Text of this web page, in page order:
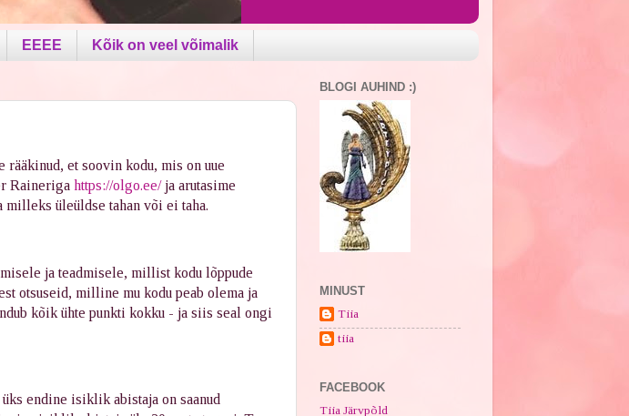
EEEE Kõik on veel võimalik
et soovin kodu, mis on uue
Raineriga https://olgo.ee/ja arutasime
üleüldse tahan või ei taha.
ja teadmisele, millist kodu lõppude
otsuseid, milline mu kodu peab olema ja
kõik ühte punkti kokku - ja siis seal ongi
endine isiklik abistaja on saanud
BLOGI AUHIND :)
MINUST
Tiia
tiia
FACEBOOK
Tiia Järvpõld